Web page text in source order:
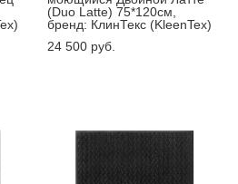
(Duo Latte) 75*120см,
бренд: КлинТекс (KleenTex)
24 500 pуб.